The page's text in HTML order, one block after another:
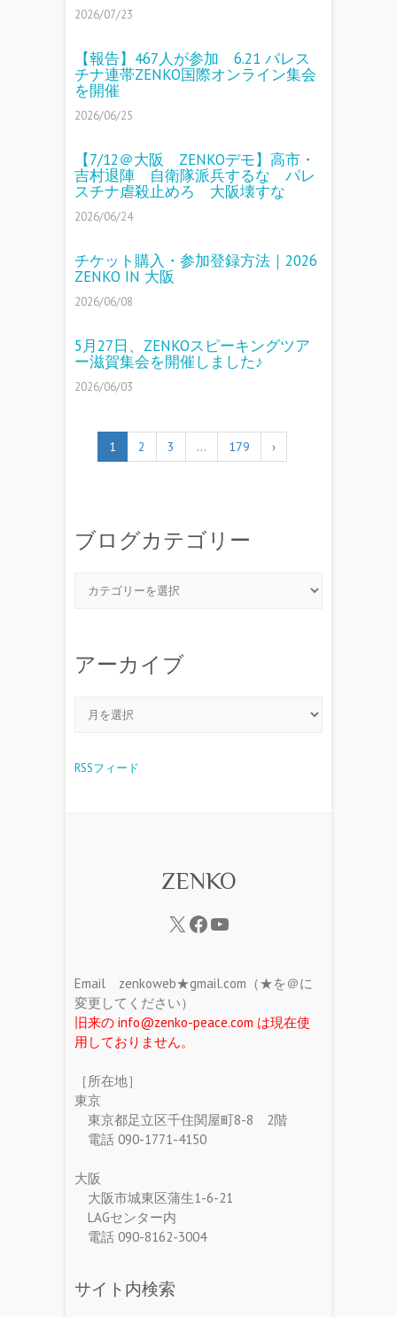
2026/07/23
【報告】467人が参加 6.21 パレス
チナ連帯ZENKO国際オンライン集会
を開催
2026/06/25
【7/12＠大阪 ZENKOデモ】高市・
吉村退陣 自衛隊派兵するな パレ
スチナ虐殺止めろ 大阪壊すな
2026/06/24
チケット購入・参加登録方法｜2026
ZENKO IN 大阪
2026/06/08
5月27日、ZENKOスピーキングツア
ー滋賀集会を開催しました♪
2026/06/03
1 2 3 … 179 ›
ブログカテゴリー
アーカイブ
RSSフィード
ZENKO
Email zenkoweb★gmail.com（★を＠に
変更してください）
旧来の info@zenko-peace.com は現在使
用しておりません。
［所在地］
東京
東京都足立区千住関屋町8-8 2階
電話 090-1771-4150
大阪
大阪市城東区蒲生1-6-21
LAGセンター内
電話 090-8162-3004
サイト内検索